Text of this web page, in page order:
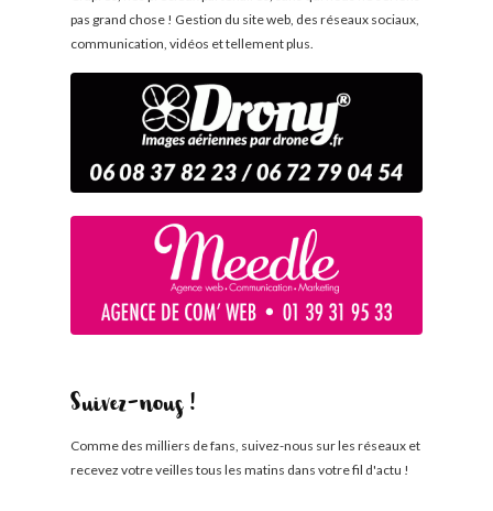
pas grand chose ! Gestion du site web, des réseaux sociaux,
communication, vidéos et tellement plus.
Suivez-nous !
Comme des milliers de fans, suivez-nous sur les réseaux et
recevez votre veilles tous les matins dans votre fil d'actu !